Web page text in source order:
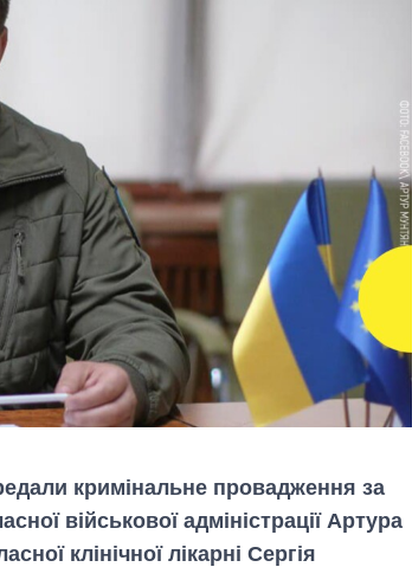
кримінальне провадження за
військової адміністрації Артура
клінічної лікарні Сергія